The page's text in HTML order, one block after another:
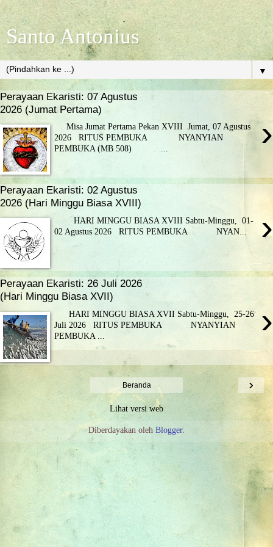
Santo Antonius
▼
Perayaan Ekaristi: 07 Agustus
2026 (Jumat Pertama)
›
Misa Jumat Pertama Pekan XVIII Jumat, 07 Agustus
2026 RITUS PEMBUKA NYANYIAN
PEMBUKA (MB 508) ...
Perayaan Ekaristi: 02 Agustus
2026 (Hari Minggu Biasa XVIII)
›
HARI MINGGU BIASA XVIII Sabtu-Minggu, 01-
02 Agustus 2026 RITUS PEMBUKA NYAN...
Perayaan Ekaristi: 26 Juli 2026
(Hari Minggu Biasa XVII)
›
HARI MINGGU BIASA XVII Sabtu-Minggu, 25-26
Juli 2026 RITUS PEMBUKA NYANYIAN
PEMBUKA ...
›
Beranda
Lihat versi web
Diberdayakan oleh Blogger.